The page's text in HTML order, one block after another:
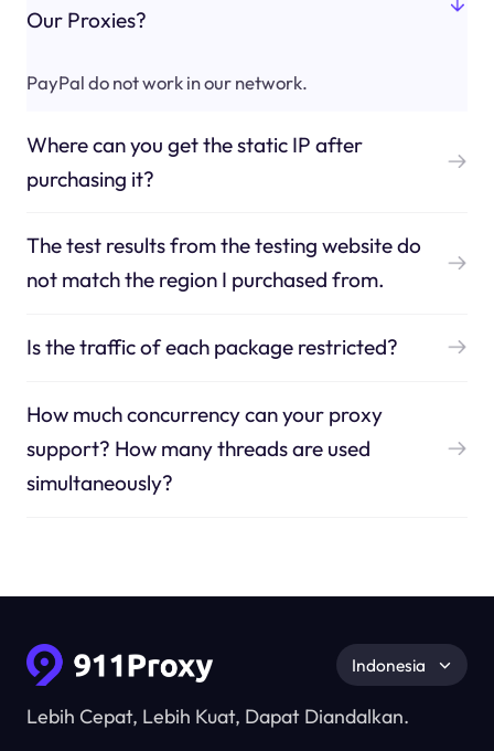
Our Proxies?
PayPal do not work in our network.
Where can you get the static IP after
purchasing it?
The test results from the testing website do
not match the region I purchased from.
Is the traffic of each package restricted?
How much concurrency can your proxy
support? How many threads are used
simultaneously?
Lebih Cepat, Lebih Kuat, Dapat Diandalkan.
Indonesia